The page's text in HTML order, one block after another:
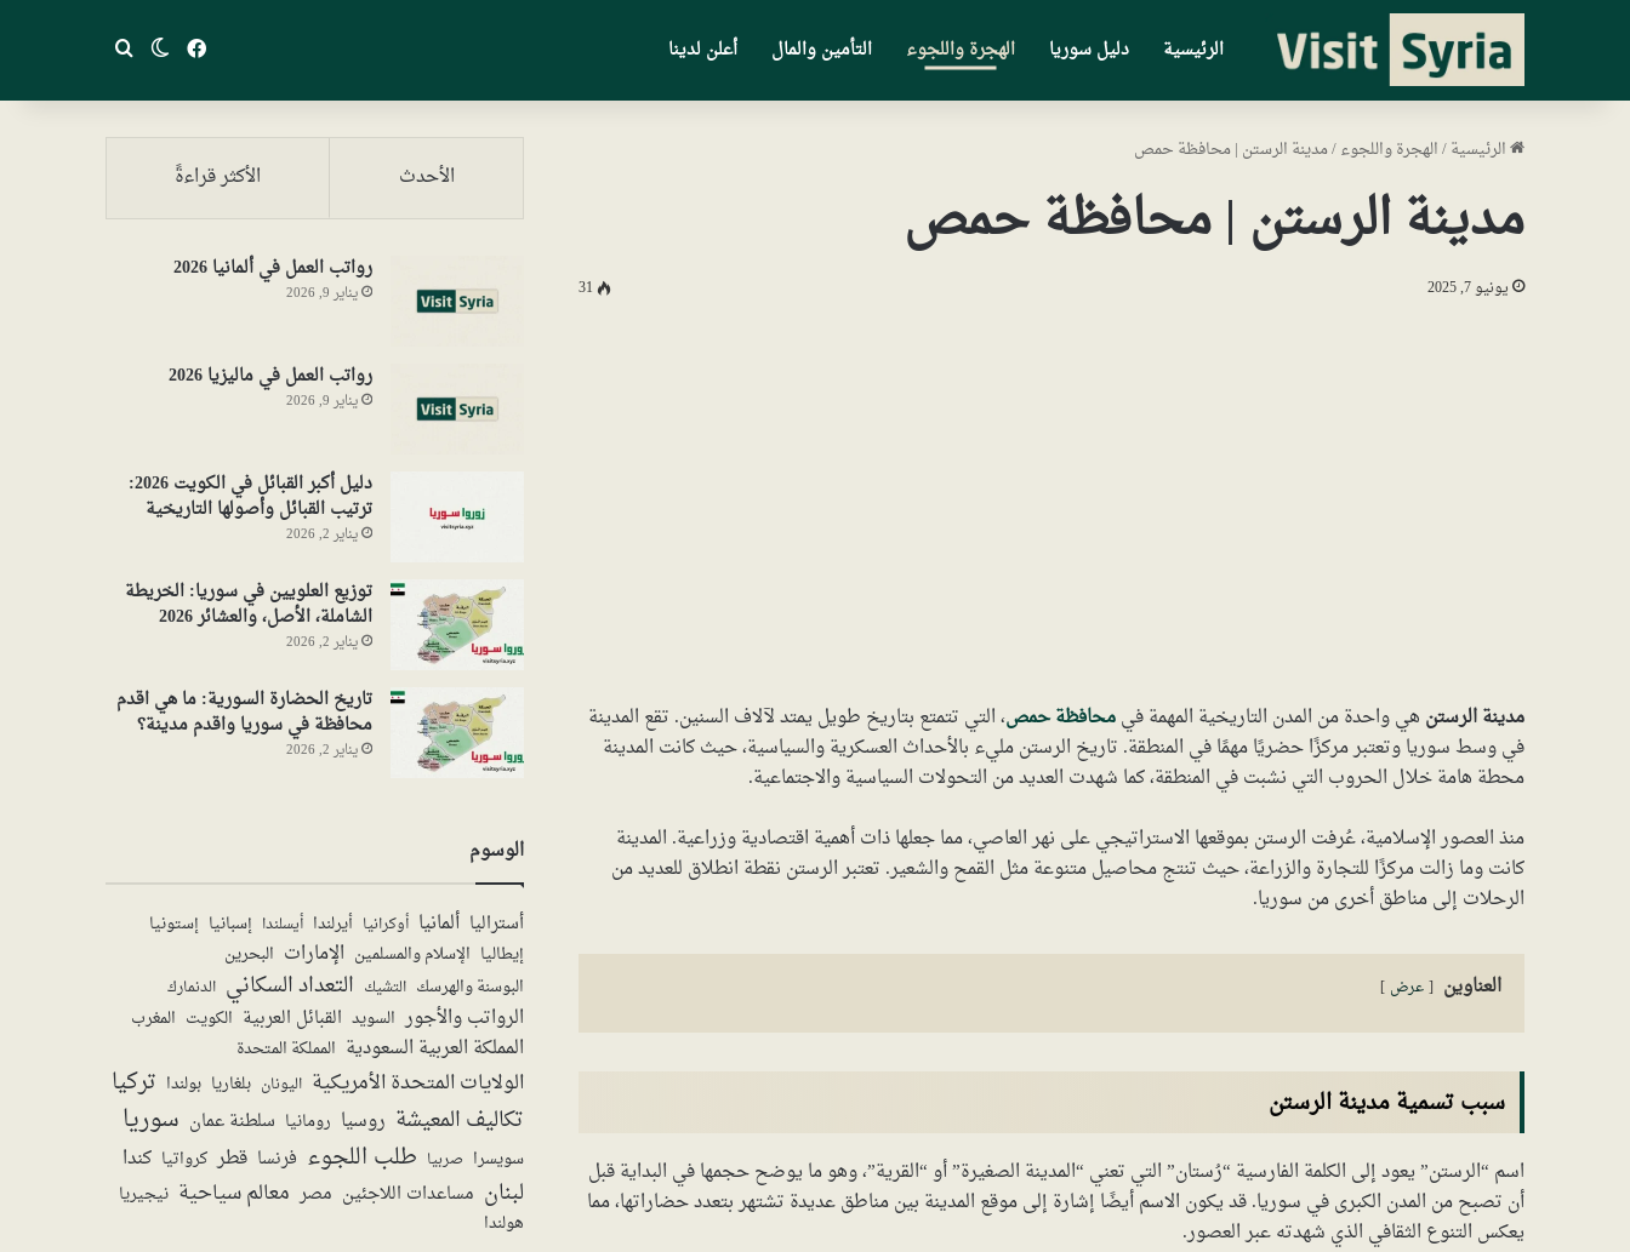
الرئيسية دليل سوريا الهجرة واللجوء التأمين والمال أعلن لدينا فيسبوكالوضع المظلم
بحث عن
الرئيسية/الهجرة واللجوء/مدينة الرستن | محافظة حمص
مدينة الرستن | محافظة حمص
يونيو 7, 2025 31
مدينة الرستن هي واحدة من المدن التاريخية المهمة فيمحافظة حمص، التي تتمتع بتاريخ طويل يمتد لآلاف السنين. تقع المدينة
في وسط سوريا وتعتبر مركزًا حضريًا مهمًا في المنطقة. تاريخ الرستن مليء بالأحداث العسكرية والسياسية، حيث كانت المدينة
محطة هامة خلال الحروب التي نشبت في المنطقة، كما شهدت العديد من التحولات السياسية والاجتماعية.
منذ العصور الإسلامية، عُرفت الرستن بموقعها الاستراتيجي على نهر العاصي، مما جعلها ذات أهمية اقتصادية وزراعية. المدينة
كانت وما زالت مركزًا للتجارة والزراعة، حيث تنتج محاصيل متنوعة مثل القمح والشعير. تعتبر الرستن نقطة انطلاق للعديد من
الرحلات إلى مناطق أخرى من سوريا.
العناوين عرض
سبب تسمية مدينة الرستن
اسم “الرستن” يعود إلى الكلمة الفارسية “رُستان” التي تعني “المدينة الصغيرة” أو “القرية”، وهو ما يوضح حجمها في البداية قبل
أن تصبح من المدن الكبرى في سوريا. قد يكون الاسم أيضًا إشارة إلى موقع المدينة بين مناطق عديدة تشتهر بتعدد حضاراتها، مما
يعكس التنوع الثقافي الذي شهدته عبر العصور.
الأحدث الأكثر قراءةً
رواتب العمل في ألمانيا 2026
يناير 9, 2026
رواتب العمل في ماليزيا 2026
يناير 9, 2026
دليل أكبر القبائل في الكويت 2026:
ترتيب القبائل وأصولها التاريخية
يناير 2, 2026
توزيع العلويين في سوريا: الخريطة
الشاملة، الأصل، والعشائر 2026
يناير 2, 2026
تاريخ الحضارة السورية: ما هي اقدم
محافظة في سوريا واقدم مدينة؟
يناير 2, 2026
الوسوم
أستراليا ألمانيا أوكرانيا أيرلندا أيسلندا إسبانيا إستونيا
إيطاليا الإسلام والمسلمين الإمارات البحرين
البوسنة والهرسك التشيك التعداد السكاني الدنمارك
الرواتب والأجور السويد القبائل العربية الكويت المغرب
المملكة العربية السعودية المملكة المتحدة
الولايات المتحدة الأمريكية اليونان بلغاريا بولندا تركيا
تكاليف المعيشة روسيا رومانيا سلطنة عمان سوريا
سويسرا صربيا طلب اللجوء فرنسا قطر كرواتيا كندا
لبنان مساعدات اللاجئين مصر معالم سياحية نيجيريا
هولندا